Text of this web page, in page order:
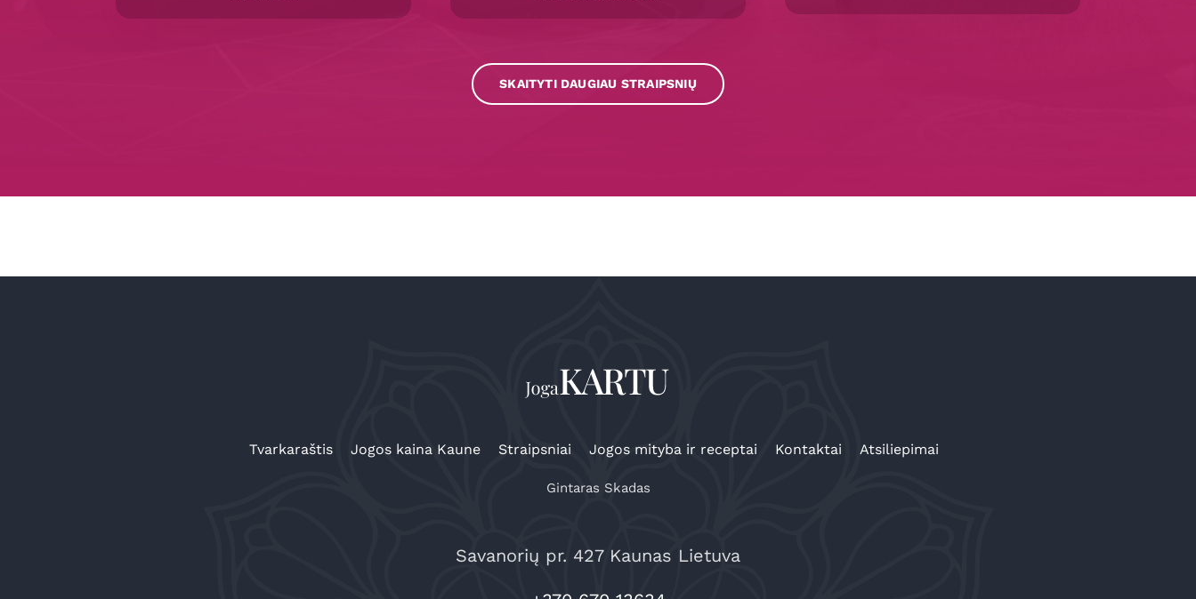
SKAITYTI DAUGIAU STRAIPSNIŲ
Tvarkaraštis Jogos kaina Kaune Straipsniai Jogos mityba ir receptai Kontaktai Atsiliepimai
Gintaras Skadas
Savanorių pr. 427 Kaunas Lietuva